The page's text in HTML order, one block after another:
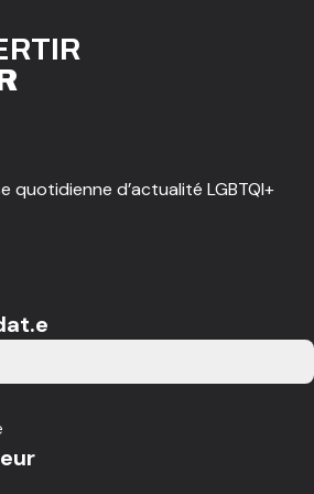
RTIR
quotidienne d’actualité LGBTQI+